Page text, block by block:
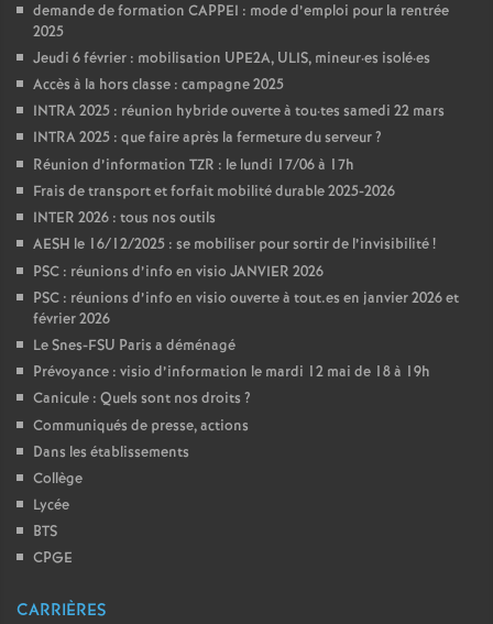
demande de formation CAPPEI : mode d’emploi pour la rentrée
2025
Jeudi 6 février : mobilisation UPE2A, ULIS, mineur·es isolé·es
Accès à la hors classe : campagne 2025
INTRA 2025 : réunion hybride ouverte à tou·tes samedi 22 mars
INTRA 2025 : que faire après la fermeture du serveur?
Réunion d’information TZR : le lundi 17/06 à 17h
Frais de transport et forfait mobilité durable 2025-2026
INTER 2026 : tous nos outils
AESH le 16/12/2025 : se mobiliser pour sortir de l’invisibilité!
PSC : réunions d’info en visio JANVIER 2026
PSC : réunions d’info en visio ouverte à tout.es en janvier 2026 et
février 2026
Le Snes-FSU Paris a déménagé
Prévoyance : visio d’information le mardi 12 mai de 18 à 19h
Canicule : Quels sont nos droits ?
Communiqués de presse, actions
Dans les établissements
Collège
Lycée
BTS
CPGE
CARRIÈRES